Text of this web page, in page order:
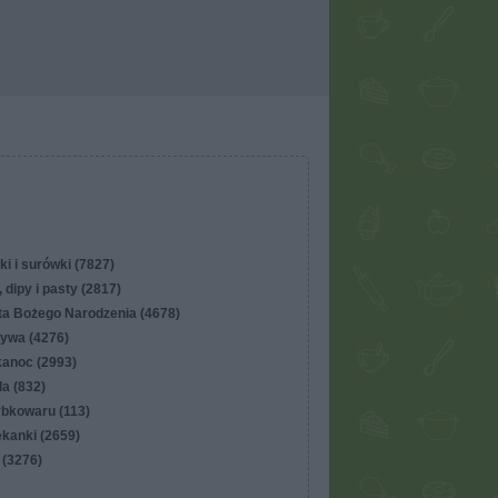
i surówki (7827)
dipy i pasty (2817)
Bożego Narodzenia (4678)
(4276)
(2993)
(832)
(113)
(2659)